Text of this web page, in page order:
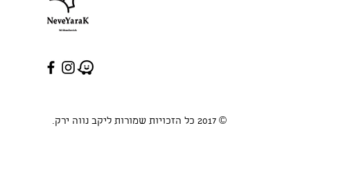
© 2017 כל הזכויות שמורות ליקב נווה ירק.